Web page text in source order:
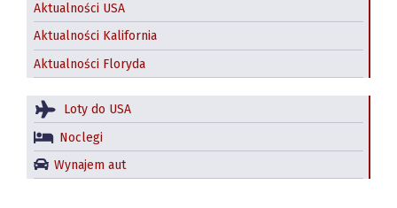
Aktualności USA
Aktualności Kalifornia
Aktualności Floryda
Loty do USA
Noclegi
Wynajem aut